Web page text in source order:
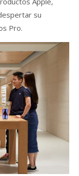
su
Pro.